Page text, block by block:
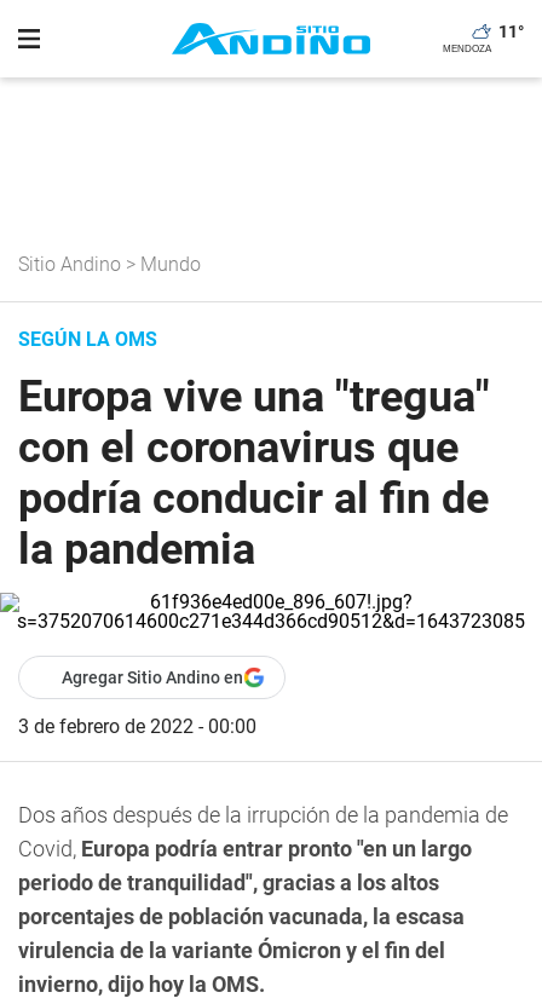
11°
Sitio Andino > Mundo
SEGÚN LA OMS
Europa vive una "tregua"
con el coronavirus que
podría conducir al fin de
la pandemia
Agregar Sitio Andino en
3 de febrero de 2022 - 00:00
Dos años después de la irrupción de la pandemia de
Covid, Europa podría entrar pronto "en un largo
periodo de tranquilidad", gracias a los altos
porcentajes de población vacunada, la escasa
virulencia de la variante Ómicron y el fin del
invierno, dijo hoy la OMS.